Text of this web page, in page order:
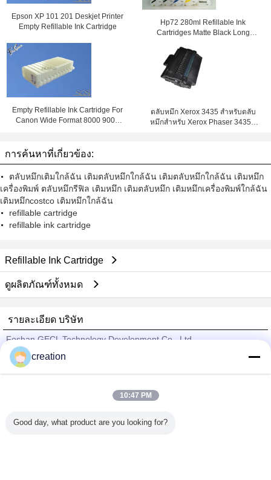
Epson XP 101 201 Deskjet Printer
Empty Refillable Ink Cartridge
Hp72 280ml Refillable Ink
Cartridges Matte Black Long
Empty Refillable Ink Cartridge For
Canon Wide Format 8000 9000
ตลับหมึก Xerox 3435 สำหรับตลับ
หมึกสำหรับ Xerox Phaser 3435D
การค้นหาที่เกี่ยวข้อง:
ตลับหมึกเติมใกล้ฉัน เติมตลับหมึกใกล้ฉัน เติมตลับหมึกใกล้ฉัน เติมหมึก
เครื่องพิมพ์ ตลับหมึกรีฟิล เติมหมึก เติมตลับหมึก เติมหมึกเครื่องพิมพ์ใกล้ฉัน
เติมหมึกcostco เติมหมึกใกล้ฉัน
refillable cartridge
refillable ink cartridge
Refillable Ink Cartridge
ดูผลิตภัณฑ์ทั้งหมด
รายละเอียด บริษัท
Foshan GECL Technology Development Co., Ltd
ซัพพลายเออร์ที่ได้รับการยืนยัน
Trust Seal
Verified Suplier
บ้าน
creation
10:47 PM
Good day, what product are you looking for?